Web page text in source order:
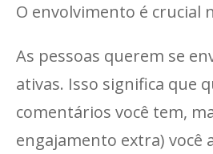
O envolvimento é crucial
As pessoas querem se
ativas. Isso significa que
comentários você tem,
engajamento extra) você